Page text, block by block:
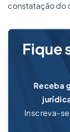
constatação do
Fique
Receba
Inscreva-